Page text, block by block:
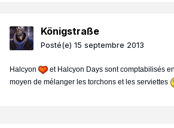
Königstraße
Posté(e) 15 septembre 2013
Halcyon
et Halcyon Days sont comptabilisés
moyen de mélanger les torchons et les serviettes